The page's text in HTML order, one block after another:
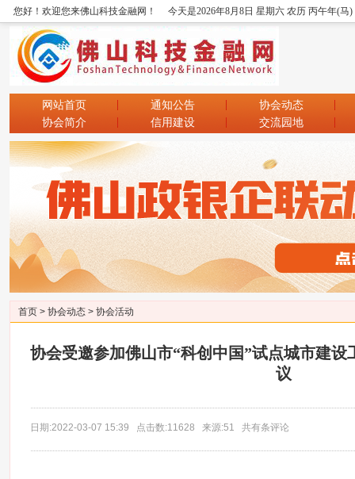
您好！欢迎您来佛山科技金融网！ 今天是2026年8月8日 星期六 农历 丙午年(马
网站首页 通知公告
协会动态
协会简介
信用建设 交流园地
首页 > 协会动态 > 协会活动
协会受邀参加佛山市“科创中国”试点城市建
议
日期:2022-03-07 15:39 点击数:11628 来源:51 共有条评论